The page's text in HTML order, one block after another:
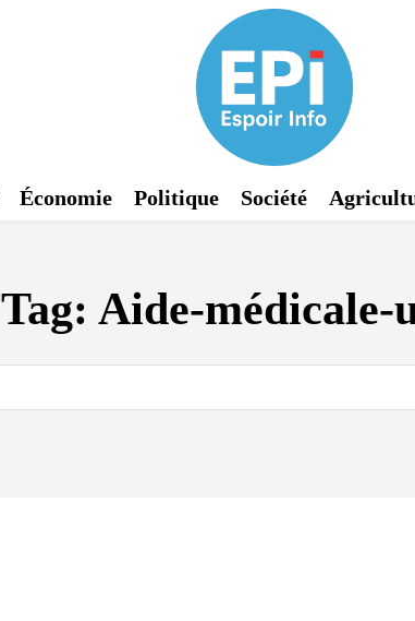
Économie Politique Société
Tag: Aide-médicale-